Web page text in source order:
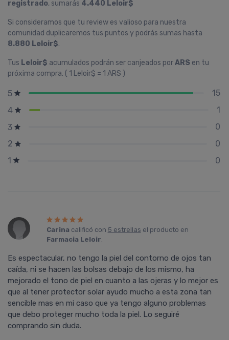
registrado, sumarás 4.440 Leloir$
Si consideramos que tu review es valioso para nuestra
comunidad duplicaremos tus puntos y podrás sumas hasta
8.880 Leloir$.
Tus Leloir$ acumulados podrán ser canjeados porARS en tu
próxima compra. ( 1 Leloir$ = 1 ARS )
5
15
4
1
3
0
2
0
1
0
Carina calificó con 5 estrellas el producto en
Farmacia Leloir.
Es espectacular, no tengo la piel del contorno de ojos tan
caída, ni se hacen las bolsas debajo de los mismo, ha
mejorado el tono de piel en cuanto a las ojeras y lo mejor es
que al tener protector solar ayudo mucho a esta zona tan
sencible mas en mi caso que ya tengo alguno problemas
que debo proteger mucho toda la piel. Lo seguiré
comprando sin duda.